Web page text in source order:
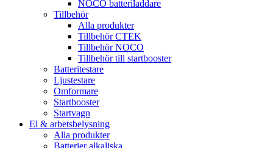
NOCO batteriladdare
Tillbehör
Alla produkter
Tillbehör CTEK
Tillbehör NOCO
Tillbehör till startbooster
Batteritestare
Ljustestare
Omformare
Startbooster
Startvagn
El & arbetsbelysning
Alla produkter
Batterier alkaliska